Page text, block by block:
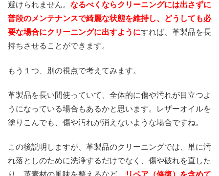
避けられません。 なるべくならクリーニングには出さずに
普段のメンテナンスで綺麗な状態を維持し、どうしても必
要な場合にクリーニングに出すようにすれば、革製品を長
持ちさせることができます。
もう１つ、別の視点で考えてみます。
革製品を長い間使っていて、全体的に傷や汚れが目立つよ
うになっている場合もあるかと思います。レザーオイルを
塗りこんでも、傷や汚れが消えないような場合ですね。
この後説明しますが、革製品のクリーニングでは、単に汚
れ落としのために洗浄するだけでなく、傷や破れを直した